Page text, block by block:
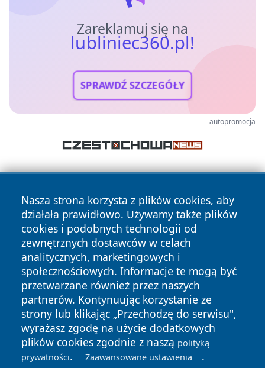
Zareklamuj się na
lubliniec360.pl!
SPRAWDŹ SZCZEGÓŁY
autopromocja
Nasza strona korzysta z plików cookies, aby
działała prawidłowo. Używamy także plików
cookies i podobnych technologii od
zewnętrznych dostawców w celach
analitycznych, marketingowych i
społecznościowych. Informacje te mogą być
przetwarzane również przez naszych
partnerów. Kontynuując korzystanie ze
strony lub klikając „Przechodzę do serwisu",
wyrażasz zgodę na użycie dodatkowych
plików cookies zgodnie z naszą polityką
prywatności. Zaawansowane ustawienia .
Copyright © 2026 lubliniec360.pl Wszystkie prawa
zastrzeżone.
News Autorzy
Polityka
Prywatności
Polityka
Cookies